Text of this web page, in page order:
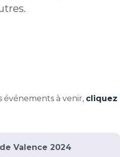
événements à venir, cliquez
Valence 2024